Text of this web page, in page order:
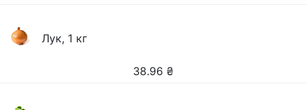
Лук, 1 кг
38.96 ₴